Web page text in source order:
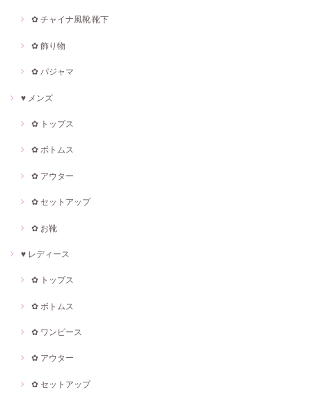
✿ チャイナ風靴·靴下
✿ 飾り物
✿ パジャマ
♥ メンズ
✿ トップス
✿ ボトムス
✿ アウター
✿ セットアップ
✿ お靴
♥ レディース
✿ トップス
✿ ボトムス
✿ ワンピース
✿ アウター
✿ セットアップ